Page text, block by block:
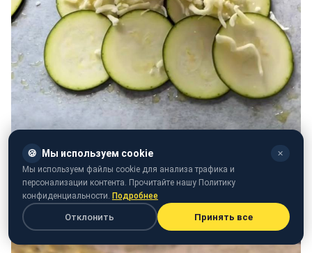
🍪 Мы используем cookie ✕
Мы используем файлы cookie для анализа трафика и
персонализации контента. Прочитайте нашу Политику
конфиденциальности. Подробнее
Отклонить Принять все